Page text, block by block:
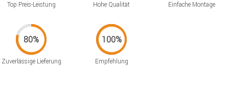
Top Preis-Leistung Hohe Qualität Einfache Montage
Zuverlässige Lieferung Empfehlung